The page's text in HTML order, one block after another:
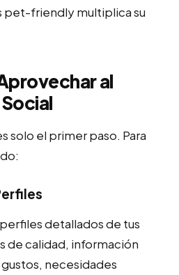
pet-friendly multiplica su
al
solo el primer paso. Para
detallados de tus
de calidad, información
necesidades